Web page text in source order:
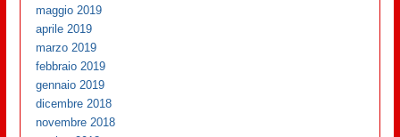
maggio 2019
aprile 2019
marzo 2019
febbraio 2019
gennaio 2019
dicembre 2018
novembre 2018